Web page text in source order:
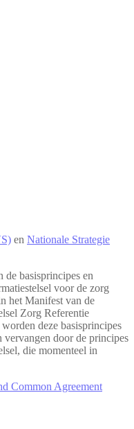
en Nationale Strategie
basisprincipes en
voor de zorg
het Manifest van de
Zorg Referentie
deze basisprincipes
door de principes
die momenteel in
Common Agreement